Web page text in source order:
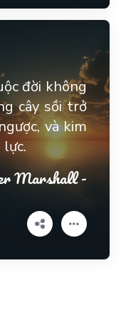
đời không
cây sồi trở
và kim
Marshall -